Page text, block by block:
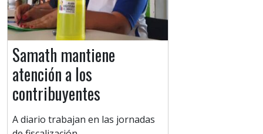
Samath mantiene
atención a los
contribuyentes
A diario trabajan en las jornadas